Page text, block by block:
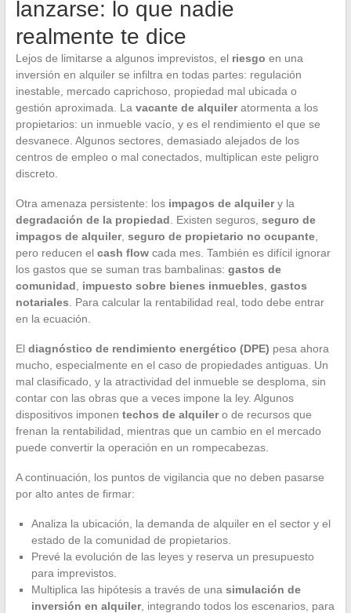
lanzarse: lo que nadie
realmente te dice
Lejos de limitarse a algunos imprevistos, el riesgo en una
inversión en alquiler se infiltra en todas partes: regulación
inestable, mercado caprichoso, propiedad mal ubicada o
gestión aproximada. La vacante de alquileratormenta a los
propietarios: un inmueble vacío, y es el rendimiento el que se
desvanece. Algunos sectores, demasiado alejados de los
centros de empleo o mal conectados, multiplican este peligro
discreto.
Otra amenaza persistente: los impagos de alquilery la
degradación de la propiedad . Existen seguros, seguro de
impagos de alquiler, seguro de propietario no ocupante,
pero reducen el cash flowcada mes. También es difícil ignorar
los gastos que se suman tras bambalinas: gastos de
comunidad
impuesto sobre bienes inmuebles gastos
notariales . Para calcular la rentabilidad real, todo debe entrar
en la ecuación.
El diagnóstico de rendimiento energético (DPE) pesa ahora
mucho, especialmente en el caso de propiedades antiguas. Un
mal clasificado, y la atractividad del inmueble se desploma, sin
contar con las obras que a veces impone la ley. Algunos
dispositivos imponen techos de alquilero de recursos que
frenan la rentabilidad, mientras que un cambio en el mercado
puede convertir la operación en un rompecabezas.
A continuación, los puntos de vigilancia que no deben pasarse
por alto antes de firmar:
Analiza la ubicación, la demanda de alquiler en el sector y el
estado de la comunidad de propietarios.
Prevé la evolución de las leyes y reserva un presupuesto
para imprevistos.
Multiplica las hipótesis a través de una simulación de
inversión en alquiler, integrando todos los escenarios, para